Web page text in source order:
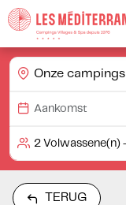
Onze campings
TERUG